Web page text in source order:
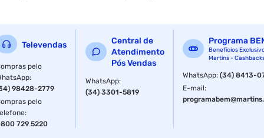
Televendas
pelo
:
98428-2779
pelo
:
729 5220
Central de
Atendimento
Pós Vendas
WhatsApp:
(34) 3301-5819
Programa
Benefícios
Martins -
WhatsApp:(34) 8413-
E-mail: